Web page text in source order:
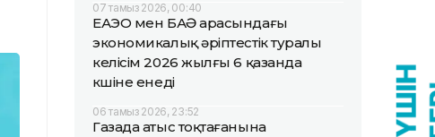
07 тамыз 2026, 00:40
ЕАЭО мен БАӘ арасындағы
экономикалық әріптестік туралы
келісім 2026 жылғы 6 қазанда
күшіне енеді
06 тамыз 2026, 23:52
Газада атыс тоқтағанына